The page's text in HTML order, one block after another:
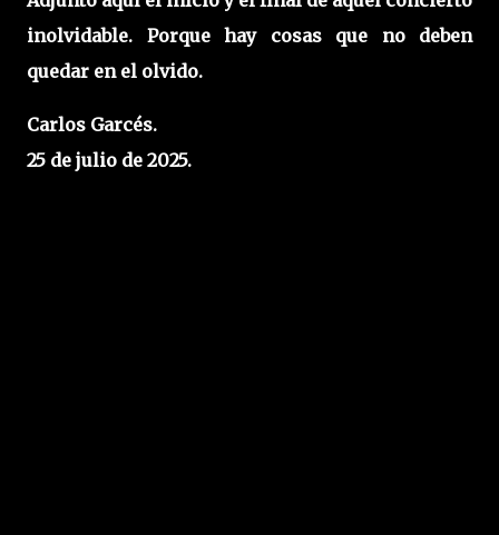
inolvidable. Porque hay cosas que no deben
quedar en el olvido.
Carlos Garcés.
25 de julio de 2025.